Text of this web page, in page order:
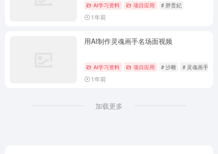
AI学习资料 项目应用 # 胖贵妃
1年前
用AI制作灵魂画手名场面视频
AI学习资料 项目应用 # 沙雕 # 灵魂画手
1年前
加载更多